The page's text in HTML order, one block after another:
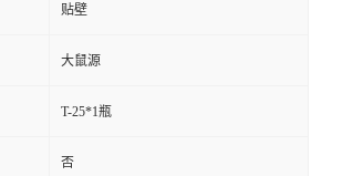
贴壁
大鼠源
T-25*1瓶
否